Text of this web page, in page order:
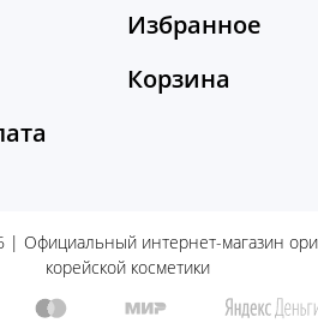
Избранное
Корзина
| Официальный интернет-магазин
корейской косметики